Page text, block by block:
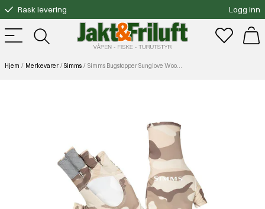
Rask levering
Gratis bytte
Fri frakt over 3000.-
Logg inn
Hjem Merkevarer Simms Simms Bugstopper Sunglove Woodland Camo Sandbar